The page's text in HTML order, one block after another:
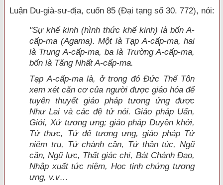
Luận Du-già-sư-địa, cuốn 85 (Đại tạng số 30. 772), nói:
"Sự khế kinh (hình thức khế kinh) là bốn A-
cấp-ma (Agama). Một là Tạp A-cấp-ma, hai
là Trung A-cấp-ma, ba là Trường A-cấp-ma,
bốn là Tăng Nhất A-cấp-ma.
Tạp A-cấp-ma là, ở trong đó Đức Thế Tôn
xem xét căn cơ của người được giáo hóa để
tuyên thuyết giáo pháp tương ứng được
Như Lai và các đệ tử nói. Giáo pháp Uẩn,
Giới, Xứ tương ưng; giáo pháp Duyên khởi,
Tứ thực, Tứ đế tương ưng, giáo pháp Tứ
niệm trụ, Tứ chánh cần, Tứ thần túc, Ngũ
căn, Ngũ lực, Thất giác chi, Bát Chánh Đạo,
Nhập xuất tức niệm, Học tịnh chứng tương
ưng, v.v…